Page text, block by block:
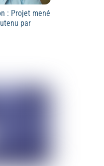
: Projet mené
par